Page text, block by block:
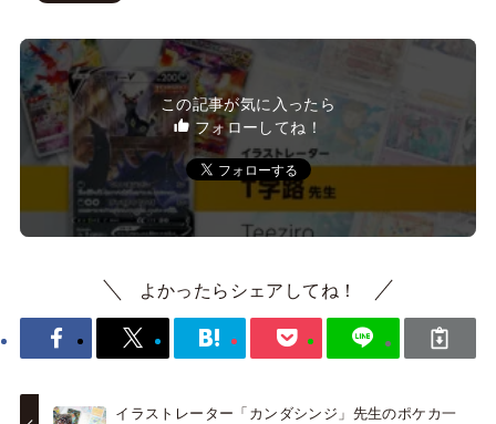
この記事が気に入ったら
フォローしてね！
よかったらシェアしてね！
イラストレーター「カンダシンジ」先生のポケカ一